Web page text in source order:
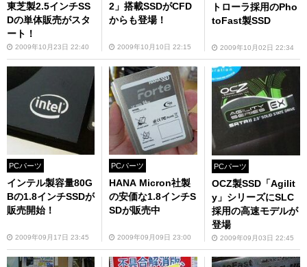
東芝製2.5インチSS
Dの単体販売がスタ
ート！
2009年10月23日 22:40
2」搭載SSDがCFD
からも登場！
2009年10月10日 22:15
トローラ採用のPho
toFast製SSD
2009年10月02日 22:34
PCパーツ
インテル製容量80G
Bの1.8インチSSDが
販売開始！
2009年09月17日 23:45
PCパーツ
HANA Micron社製
の安価な1.8インチS
SDが販売中
2009年09月09日 23:00
PCパーツ
OCZ製SSD「Agilit
y」シリーズにSLC
採用の高速モデルが
登場
2009年09月03日 22:45